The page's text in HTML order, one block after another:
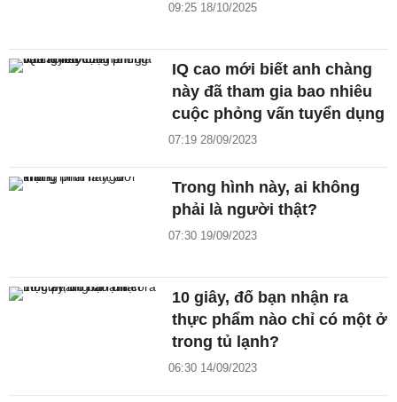
09:25 18/10/2025
IQ cao mới biết anh chàng
này đã tham gia bao nhiêu
cuộc phỏng vấn tuyển dụng
07:19 28/09/2023
Trong hình này, ai không
phải là người thật?
07:30 19/09/2023
10 giây, đố bạn nhận ra
thực phẩm nào chỉ có một ở
trong tủ lạnh?
06:30 14/09/2023